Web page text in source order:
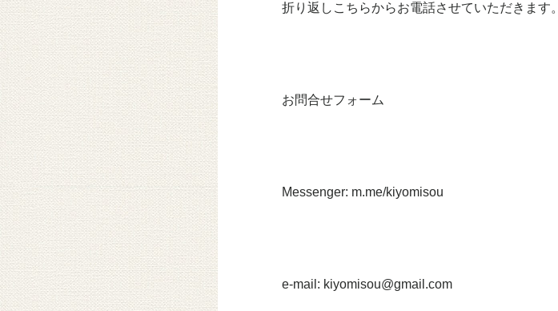
折り返しこちらからお電話させていただきます。
お問合せフォーム
Messenger: m.me/kiyomisou
e-mail: kiyomisou@gmail.com